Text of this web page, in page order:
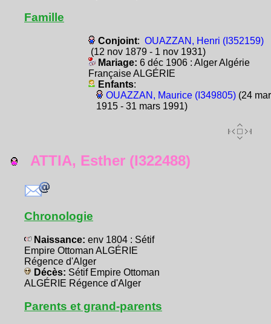
Famille
Conjoint: OUAZZAN, Henri (I352159)
(12 nov 1879 - 1 nov 1931)
Mariage: 6 déc 1906 : Alger Algérie
Française ALGÉRIE
Enfants:
OUAZZAN, Maurice (I349805)(24
1915 - 31 mars 1991)
ATTIA, Esther (I322488)
Chronologie
Naissance: env 1804 : Sétif
Empire Ottoman ALGÉRIE
Régence d'Alger
Décès: Sétif Empire Ottoman
ALGÉRIE Régence d'Alger
Parents et grand-parents